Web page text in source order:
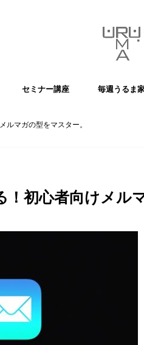
セミナー講座 毎週うるま
ルマガの型をマスター。
！初心者向けメル